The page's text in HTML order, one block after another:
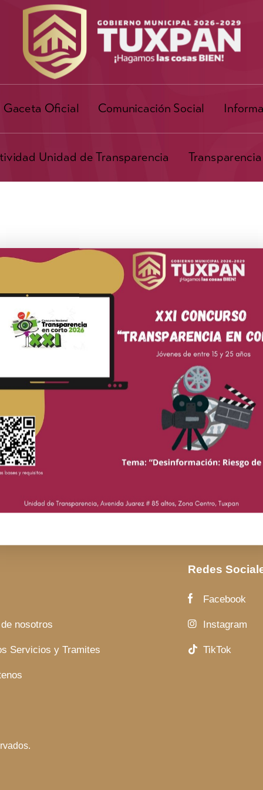
Gaceta Oficial Comunicación Social
Unidad de Transparencia Transparencia
Gutiérrez
nosotros
Servicios y Tramites
Redes
Facebook
Instagram
TikTok